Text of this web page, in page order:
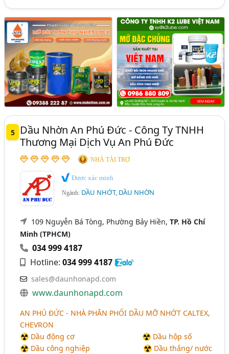
5
Dầu Nhờn An Phú Đức - Công Ty TNHH
Thương Mại Dịch Vụ An Phú Đức
NHÀ TÀI TRỢ
Được xác minh
Ngành: DẦU NHỚT, DẦU NHỜN
109 Nguyễn Bá Tòng, Phường Bảy Hiền,TP. Hồ Chí
Minh (TPHCM)
034 999 4187
Hotline:034 999 4187
sales@daunhonapd.com
www.daunhonapd.com
AN PHÚ ĐỨC - NHÀ PHÂN PHỐI DẦU MỠ NHỚT CALTEX,
CHEVRON
☢ Dầu động cơ
☢ Dầu hộp số
☢ Dầu công nghiệp
☢ Dầu thắng/ nước